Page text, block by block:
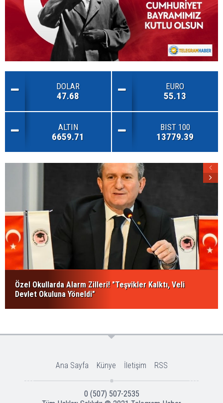
DOLAR
47.68
EURO
55.13
ALTIN
6659.71
BIST 100
13779.39
Özel Okullarda Alarm Zilleri! "Teşvikler Kalktı, Veli
Devlet Okuluna Yöneldi"
Ana Sayfa Künye İletişim RSS
0 (507) 507-2535